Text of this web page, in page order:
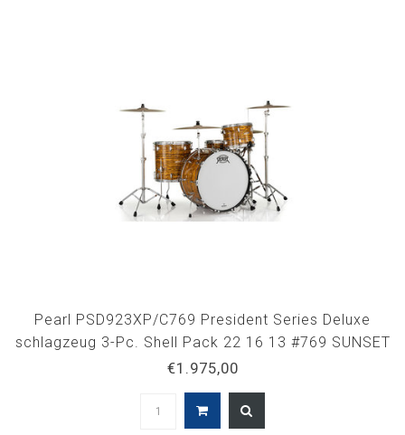
Pearl PSD923XP/C769 President Series Deluxe
schlagzeug 3-Pc. Shell Pack 22 16 13 #769 SUNSET
RIPPLE
€1.975,00